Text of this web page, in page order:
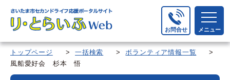
お問合せ メニュー
トップページ >一括検索 >ボランティア情報一覧
>
風船愛好会 杉本 悟